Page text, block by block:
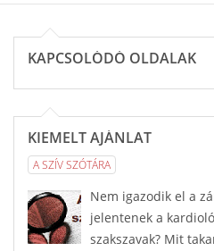
KAPCSOLÓDÓ OLDALAK
KIEMELT AJÁNLAT
A SZÍV SZÓTÁRA
Nem igazodik el a
jelentenek a
szakszavak? Mit